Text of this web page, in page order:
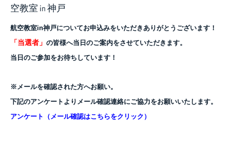
空教室㏌神戸
航空教室in神戸についてお申込みをいただきありがとうございます！
「当選者」 の皆様へ当日のご案内をさせていただきます。
当日のご参加をお待ちしています！
※メールを確認された方へお願い。
下記のアンケートよりメール確認連絡にご協力をお願いいたします。
アンケート（メール確認はこちらをクリック）